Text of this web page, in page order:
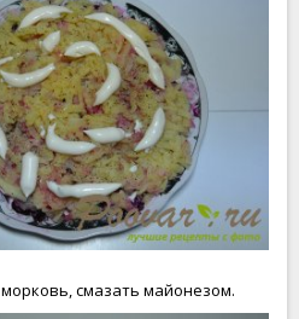
смазать майонезом.